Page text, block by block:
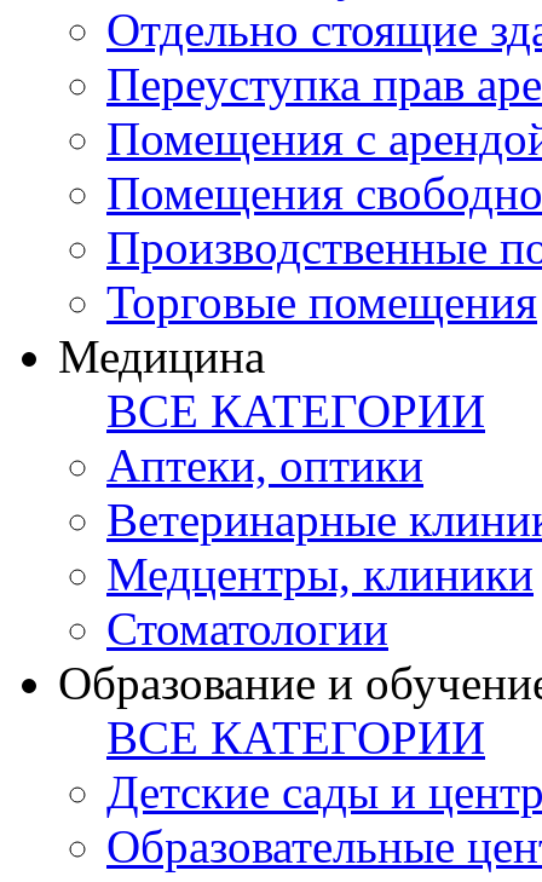
Отдельно стоящие
Переуступка прав
Помещения с
Помещения
Производственные
Торговые помещения
Медицина
ВСЕ КАТЕГОРИИ
Аптеки, оптики
Ветеринарные
Медцентры, клиники
Стоматологии
Образование и
ВСЕ КАТЕГОРИИ
Детские сады и
Образовательные